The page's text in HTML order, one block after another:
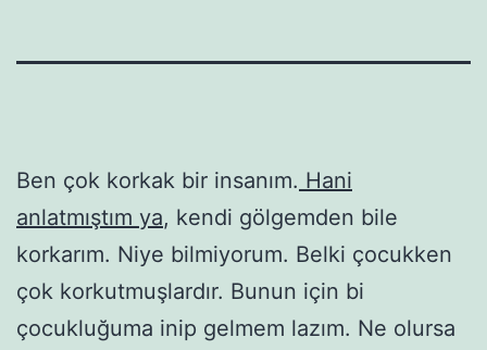
Ben çok korkak bir insanım. Hani
anlatmıştım ya, kendi gölgemden bile
korkarım. Niye bilmiyorum. Belki çocukken
çok korkutmuşlardır. Bunun için bi
çocukluğuma inip gelmem lazım. Ne olursa